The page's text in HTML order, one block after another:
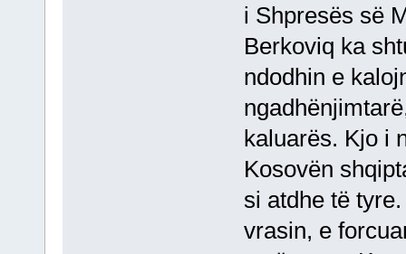
i Shpresës së
Berkoviq ka
ndodhin e
kaluarës. Kjo i
Kosovën
si atdhe të
vrasin, e